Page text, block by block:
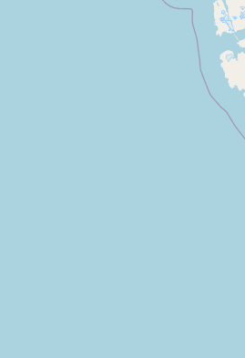
Montmartin sur mer